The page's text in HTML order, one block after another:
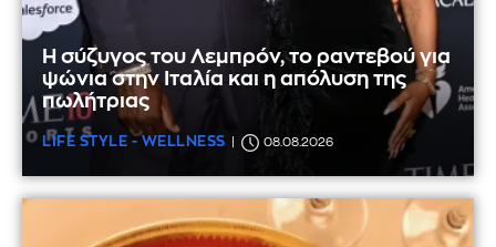
Η σύζυγος του Λεμπρόν, το ραντεβού για
ψώνια στην Ιταλία και η απόλυση της
πωλήτριας
LIFE STYLE - WELLNESS 08.08.2026